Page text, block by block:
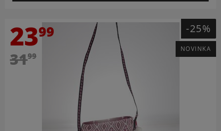
2399
3199
-25%
NOVINKA